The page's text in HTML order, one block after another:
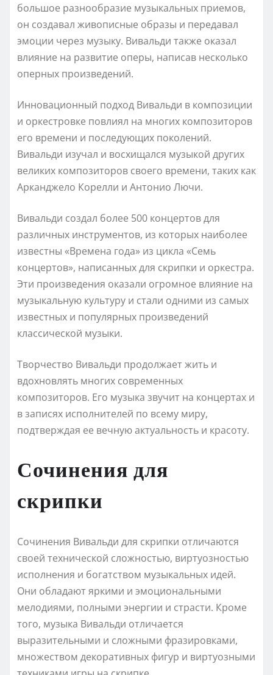
большое разнообразие музыкальных приемов,
он создавал живописные образы и передавал
эмоции через музыку. Вивальди также оказал
влияние на развитие оперы, написав несколько
оперных произведений.
Инновационный подход Вивальди в композиции
и оркестровке повлиял на многих композиторов
его времени и последующих поколений.
Вивальди изучал и восхищался музыкой других
великих композиторов своего времени, таких как
Арканджело Корелли и Антонио Лючи.
Вивальди создал более 500 концертов для
различных инструментов, из которых наиболее
известны «Времена года» из цикла «Семь
концертов», написанных для скрипки и оркестра.
Эти произведения оказали огромное влияние на
музыкальную культуру и стали одними из самых
известных и популярных произведений
классической музыки.
Творчество Вивальди продолжает жить и
вдохновлять многих современных
композиторов. Его музыка звучит на концертах и
в записях исполнителей по всему миру,
подтверждая ее вечную актуальность и красоту.
Сочинения для
скрипки
Сочинения Вивальди для скрипки отличаются
своей технической сложностью, виртуозностью
исполнения и богатством музыкальных идей.
Они обладают яркими и эмоциональными
мелодиями, полными энергии и страсти. Кроме
того, музыка Вивальди отличается
выразительными и сложными фразировками,
множеством декоративных фигур и виртуозными